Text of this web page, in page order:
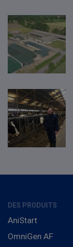
DES PRODUITS
AniStart
OmniGen AF